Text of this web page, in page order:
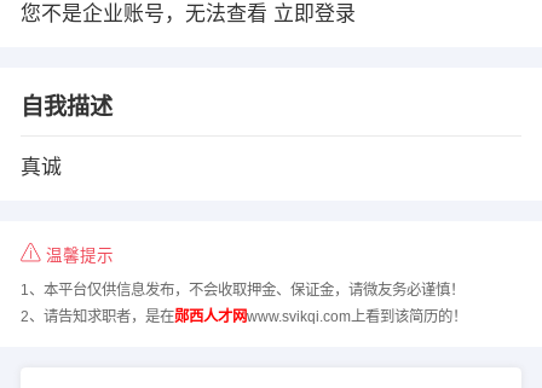
您不是企业账号，无法查看 立即登录
自我描述
真诚
温馨提示
1、本平台仅供信息发布，不会收取押金、保证金，请微友务必谨慎！
2、请告知求职者，是在郧西人才网www.svikqi.com上看到该简历的！